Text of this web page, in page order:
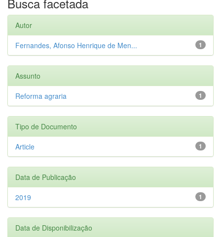
Autor
1
Fernandes, Afonso Henrique de Men...
Assunto
1
Reforma agraria
Tipo de Documento
1
Article
Data de Publicação
1
2019
Data de Disponibilização